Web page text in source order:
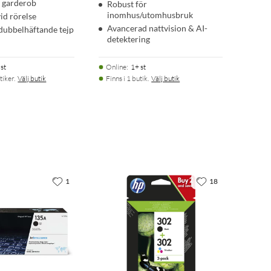
rörelse
tejp
Välj butik
Robust för
inomhus/utomhusbruk
Avancerad nattvision & AI-
detektering
Online: 1+ st
Finns i 1 butik. Välj butik
1 18